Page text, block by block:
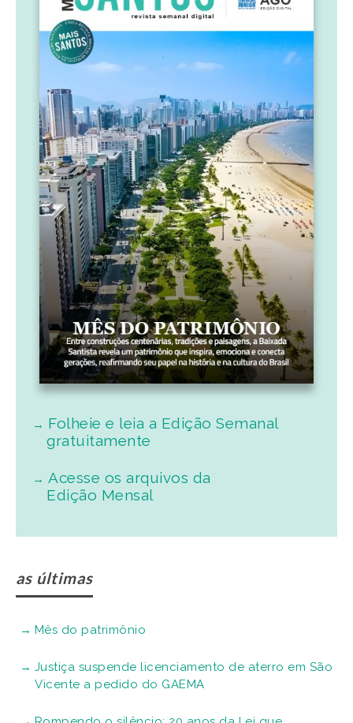
Folheie e leia a Edição Semanal
gratuitamente
Acesse os arquivos da
Edição Mensal
as últimas
Mês do patrimônio
Justiça suspende licenciamento de aterro em São
Vicente a pedido do GAEMA